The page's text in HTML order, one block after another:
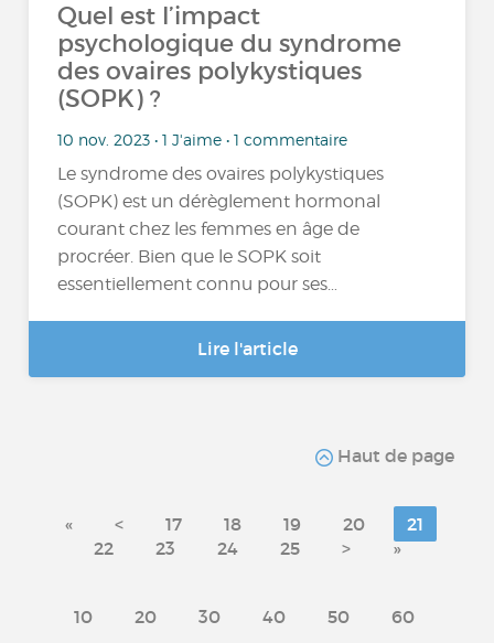
Quel est l’impact
psychologique du syndrome
des ovaires polykystiques
(SOPK) ?
10 nov. 2023 • 1 J'aime • 1 commentaire
Le syndrome des ovaires polykystiques
(SOPK) est un dérèglement hormonal
courant chez les femmes en âge de
procréer. Bien que le SOPK soit
essentiellement connu pour ses…
Lire l'article
Haut de page
« < 17 18 19 20
21
22
23 24 25 > »
10 20 30 40 50 60